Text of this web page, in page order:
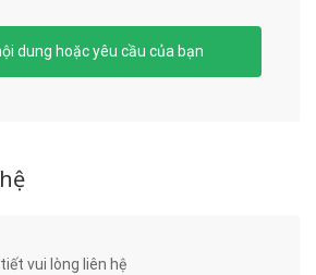
dung hoặc yêu cầu của bạn
vui lòng liên hệ